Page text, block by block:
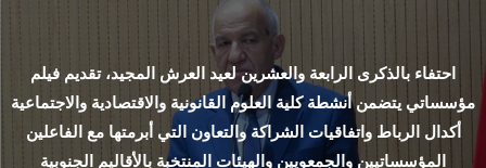
احتفاء بالذكرى الرابعة والعشرين لعيد العرش المجيد، تقديم فيلم
مؤسساتي يتضمن أنشطة كلية العلوم القانونية والاقتصادية والاجتماعية
أكدال الرباط واتفاقيات الشراكة والتعاون التي أبرمتها مع الفاعلين
المؤسساتيين والجمعويين والهيئات المنتخبة بالأقاليم الجنوبية